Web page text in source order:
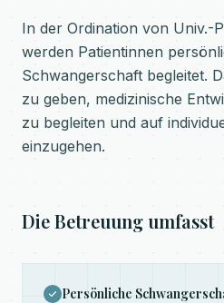
In der Ordination von Univ.-
werden Patientinnen
Schwangerschaft begleitet.
zu geben, medizinische
zu begleiten und auf
einzugehen.
Die Betreuung umfasst
Persönliche